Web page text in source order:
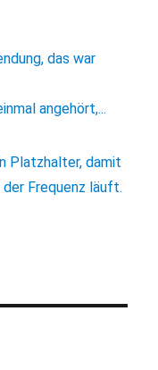
das war
angehört,...
Platzhalter, damit
Frequenz läuft.